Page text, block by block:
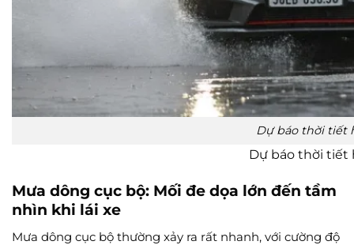
Dự báo thời tiết
Dự báo thời tiết
Mưa dông cục bộ: Mối đe dọa lớn đến tầm
nhìn khi lái xe
Mưa dông cục bộ thường xảy ra rất nhanh, với cường độ